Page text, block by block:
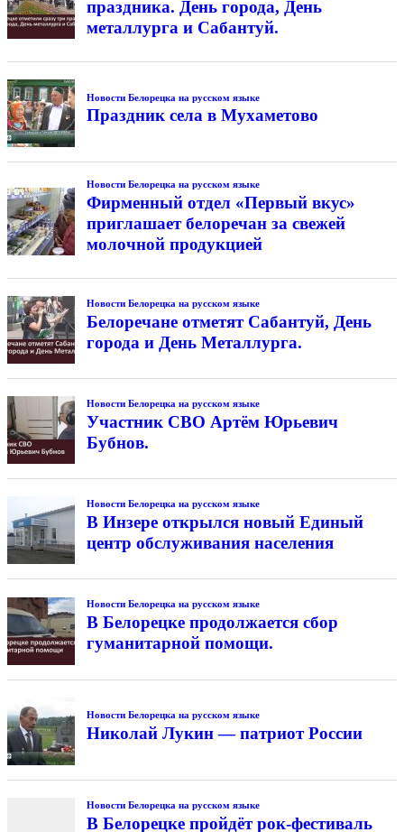
праздника. День города, День
металлурга и Сабантуй.
Новости Белорецка на русском языке
Праздник села в Мухаметово
Новости Белорецка на русском языке
Фирменный отдел «Первый вкус»
приглашает белоречан за свежей
молочной продукцией
Новости Белорецка на русском языке
Белоречане отметят Сабантуй, День
города и День Металлурга.
Новости Белорецка на русском языке
Участник СВО Артём Юрьевич
Бубнов.
Новости Белорецка на русском языке
В Инзере открылся новый Единый
центр обслуживания населения
Новости Белорецка на русском языке
В Белорецке продолжается сбор
гуманитарной помощи.
Новости Белорецка на русском языке
Николай Лукин — патриот России
Новости Белорецка на русском языке
В Белорецке пройдёт рок-фестиваль